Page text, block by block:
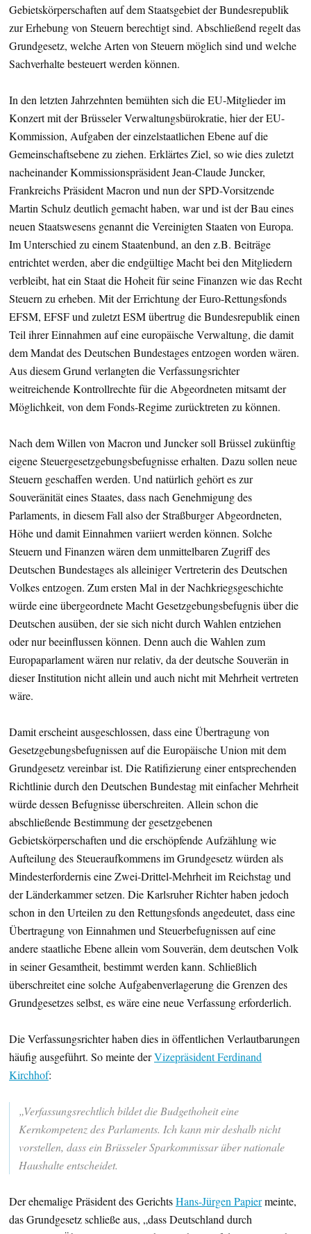
Gebietskörperschaften auf dem Staatsgebiet der Bundesrepublik
zur Erhebung von Steuern berechtigt sind. Abschließend regelt das
Grundgesetz, welche Arten von Steuern möglich sind und welche
Sachverhalte besteuert werden können.
In den letzten Jahrzehnten bemühten sich die EU-Mitglieder im
Konzert mit der Brüsseler Verwaltungsbürokratie, hier der EU-
Kommission, Aufgaben der einzelstaatlichen Ebene auf die
Gemeinschaftsebene zu ziehen. Erklärtes Ziel, so wie dies zuletzt
nacheinander Kommissionspräsident Jean-Claude Juncker,
Frankreichs Präsident Macron und nun der SPD-Vorsitzende
Martin Schulz deutlich gemacht haben, war und ist der Bau eines
neuen Staatswesens genannt die Vereinigten Staaten von Europa.
Im Unterschied zu einem Staatenbund, an den z.B. Beiträge
entrichtet werden, aber die endgültige Macht bei den Mitgliedern
verbleibt, hat ein Staat die Hoheit für seine Finanzen wie das Recht
Steuern zu erheben. Mit der Errichtung der Euro-Rettungsfonds
EFSM, EFSF und zuletzt ESM übertrug die Bundesrepublik einen
Teil ihrer Einnahmen auf eine europäische Verwaltung, die damit
dem Mandat des Deutschen Bundestages entzogen worden wären.
Aus diesem Grund verlangten die Verfassungsrichter
weitreichende Kontrollrechte für die Abgeordneten mitsamt der
Möglichkeit, von dem Fonds-Regime zurücktreten zu können.
Nach dem Willen von Macron und Juncker soll Brüssel zukünftig
eigene Steuergesetzgebungsbefugnisse erhalten. Dazu sollen neue
Steuern geschaffen werden. Und natürlich gehört es zur
Souveränität eines Staates, dass nach Genehmigung des
Parlaments, in diesem Fall also der Straßburger Abgeordneten,
Höhe und damit Einnahmen variiert werden können. Solche
Steuern und Finanzen wären dem unmittelbaren Zugriff des
Deutschen Bundestages als alleiniger Vertreterin des Deutschen
Volkes entzogen. Zum ersten Mal in der Nachkriegsgeschichte
würde eine übergeordnete Macht Gesetzgebungsbefugnis über die
Deutschen ausüben, der sie sich nicht durch Wahlen entziehen
oder nur beeinflussen können. Denn auch die Wahlen zum
Europaparlament wären nur relativ, da der deutsche Souverän in
dieser Institution nicht allein und auch nicht mit Mehrheit vertreten
wäre.
Damit erscheint ausgeschlossen, dass eine Übertragung von
Gesetzgebungsbefugnissen auf die Europäische Union mit dem
Grundgesetz vereinbar ist. Die Ratifizierung einer entsprechenden
Richtlinie durch den Deutschen Bundestag mit einfacher Mehrheit
würde dessen Befugnisse überschreiten. Allein schon die
abschließende Bestimmung der gesetzgebenen
Gebietskörperschaften und die erschöpfende Aufzählung wie
Aufteilung des Steueraufkommens im Grundgesetz würden als
Mindesterfordernis eine Zwei-Drittel-Mehrheit im Reichstag und
der Länderkammer setzen. Die Karlsruher Richter haben jedoch
schon in den Urteilen zu den Rettungsfonds angedeutet, dass eine
Übertragung von Einnahmen und Steuerbefugnissen auf eine
andere staatliche Ebene allein vom Souverän, dem deutschen Volk
in seiner Gesamtheit, bestimmt werden kann. Schließlich
überschreitet eine solche Aufgabenverlagerung die Grenzen des
Grundgesetzes selbst, es wäre eine neue Verfassung erforderlich.
Die Verfassungsrichter haben dies in öffentlichen Verlautbarungen
häufig ausgeführt. So meinte derVizepräsident Ferdinand
Kirchhof:
„Verfassungsrechtlich bildet die Budgethoheit eine
Kernkompetenz des Parlaments. Ich kann mir deshalb nicht
vorstellen, dass ein Brüsseler Sparkommissar über nationale
Haushalte entscheidet.
Der ehemalige Präsident des GerichtsHans-Jürgen Papiermeinte,
das Grundgesetz schließe aus, „dass Deutschland durch